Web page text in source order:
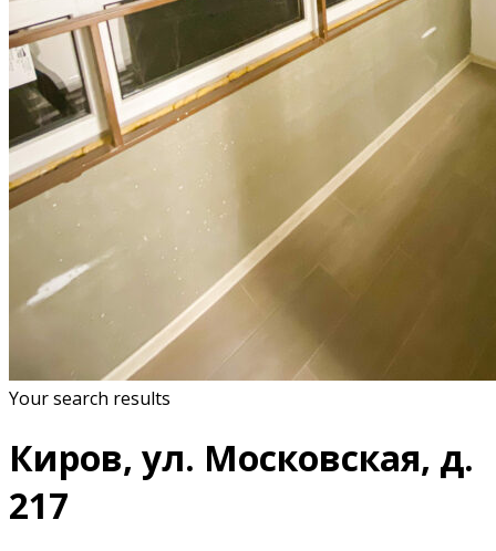
Your search results
Киров, ул. Московская, д.
217